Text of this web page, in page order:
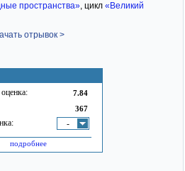
7.84
367
-
подробнее
пространства», цикл «Великий
отрывок >